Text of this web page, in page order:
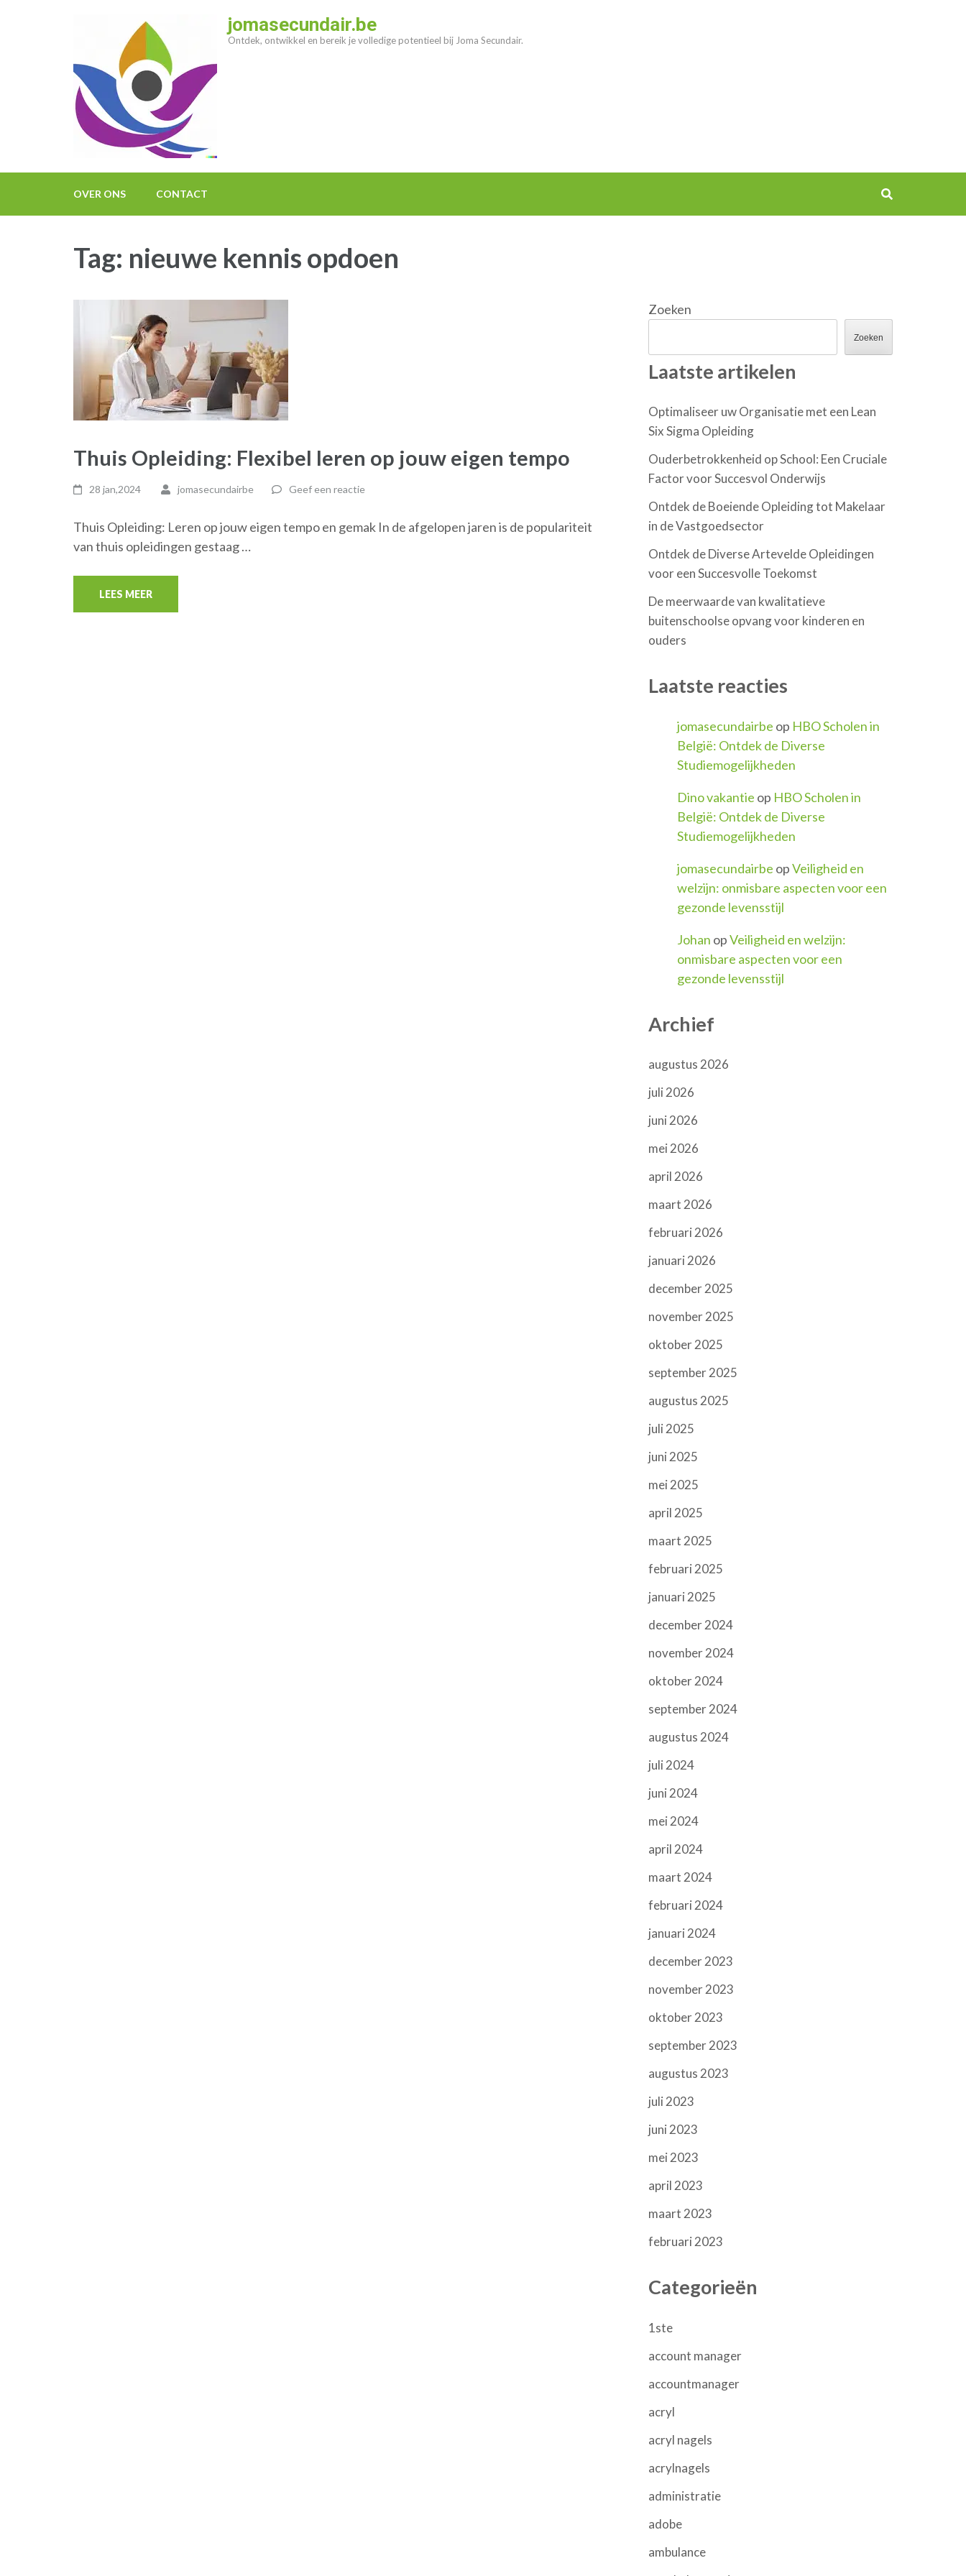
jomasecundair.be
Ontdek, ontwikkel en bereik je volledige potentieel bij Joma Secundair.
OVER ONS CONTACT
Tag: nieuwe kennis opdoen
Thuis Opleiding: Flexibel leren op jouw eigen tempo
28 jan,2024 jomasecundairbe Geef een reactie
Thuis Opleiding: Leren op jouw eigen tempo en gemak In de afgelopen jaren is de populariteit
van thuis opleidingen gestaag …
LEES MEER
Zoeken
Zoeken
Laatste artikelen
Optimaliseer uw Organisatie met een Lean
Six Sigma Opleiding
Ouderbetrokkenheid op School: Een Cruciale
Factor voor Succesvol Onderwijs
Ontdek de Boeiende Opleiding tot Makelaar
in de Vastgoedsector
Ontdek de Diverse Artevelde Opleidingen
voor een Succesvolle Toekomst
De meerwaarde van kwalitatieve
buitenschoolse opvang voor kinderen en
ouders
Laatste reacties
jomasecundairbe op HBO Scholen in
België: Ontdek de Diverse
Studiemogelijkheden
Dino vakantie op HBO Scholen in
België: Ontdek de Diverse
Studiemogelijkheden
jomasecundairbe opVeiligheid en
welzijn: onmisbare aspecten voor een
gezonde levensstijl
Johan opVeiligheid en welzijn:
onmisbare aspecten voor een
gezonde levensstijl
Archief
augustus 2026
juli 2026
juni 2026
mei 2026
april 2026
maart 2026
februari 2026
januari 2026
december 2025
november 2025
oktober 2025
september 2025
augustus 2025
juli 2025
juni 2025
mei 2025
april 2025
maart 2025
februari 2025
januari 2025
december 2024
november 2024
oktober 2024
september 2024
augustus 2024
juli 2024
juni 2024
mei 2024
april 2024
maart 2024
februari 2024
januari 2024
december 2023
november 2023
oktober 2023
september 2023
augustus 2023
juli 2023
juni 2023
mei 2023
april 2023
maart 2023
februari 2023
Categorieën
1ste
account manager
accountmanager
acryl
acryl nagels
acrylnagels
administratie
adobe
ambulance